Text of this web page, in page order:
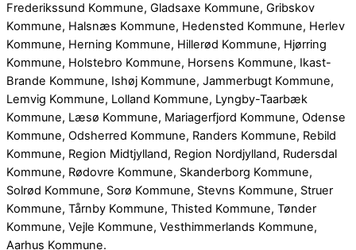
Frederikssund Kommune, Gladsaxe Kommune, Gribskov
Kommune, Halsnæs Kommune, Hedensted Kommune, Herlev
Kommune, Herning Kommune, Hillerød Kommune, Hjørring
Kommune, Holstebro Kommune, Horsens Kommune, Ikast-
Brande Kommune, Ishøj Kommune, Jammerbugt Kommune,
Lemvig Kommune, Lolland Kommune, Lyngby-Taarbæk
Kommune, Læsø Kommune, Mariagerfjord Kommune, Odense
Kommune, Odsherred Kommune, Randers Kommune, Rebild
Kommune, Region Midtjylland, Region Nordjylland, Rudersdal
Kommune, Rødovre Kommune, Skanderborg Kommune,
Solrød Kommune, Sorø Kommune, Stevns Kommune, Struer
Kommune, Tårnby Kommune, Thisted Kommune, Tønder
Kommune, Vejle Kommune, Vesthimmerlands Kommune,
Aarhus Kommune.